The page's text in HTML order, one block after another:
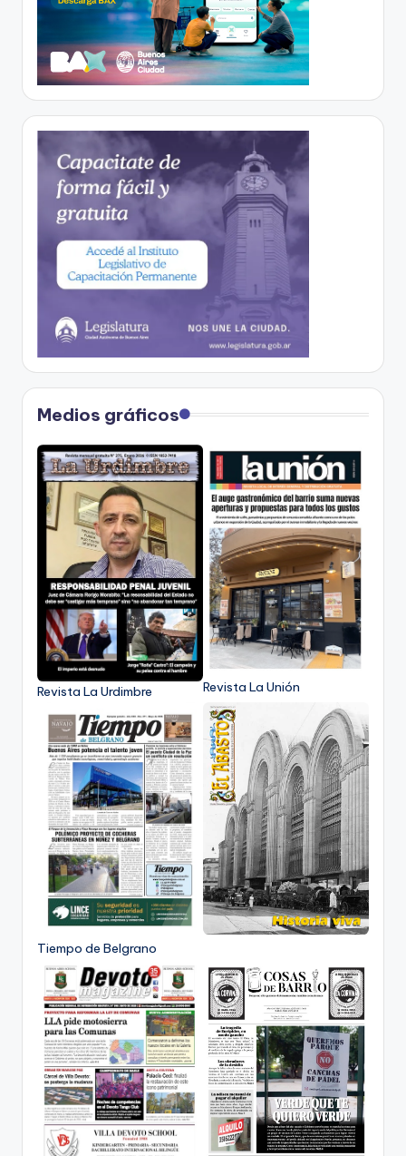
Medios gráficos
Revista La Urdimbre Revista La Unión
Tiempo de Belgrano